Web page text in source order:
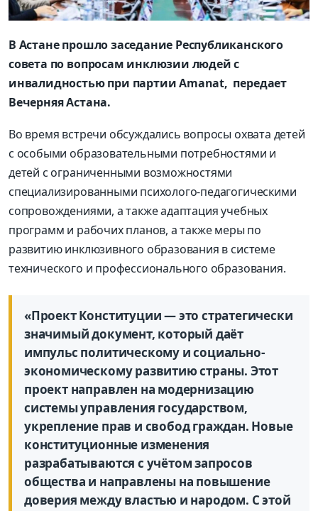
В Астане прошло заседание Республиканского
совета по вопросам инклюзии людей с
инвалидностью при партии Amanat, передает
Вечерняя Астана.
Во время встречи обсуждались вопросы охвата детей
с особыми образовательными потребностями и
детей с ограниченными возможностями
специализированными психолого-педагогическими
сопровождениями, а также адаптация учебных
программ и рабочих планов, а также меры по
развитию инклюзивного образования в системе
технического и профессионального образования.
«Проект Конституции — это стратегически
значимый документ, который даёт
импульс политическому и социально-
экономическому развитию страны. Этот
проект направлен на модернизацию
системы управления государством,
укрепление прав и свобод граждан. Новые
конституционные изменения
разрабатываются с учётом запросов
общества и направлены на повышение
доверия между властью и народом. С этой